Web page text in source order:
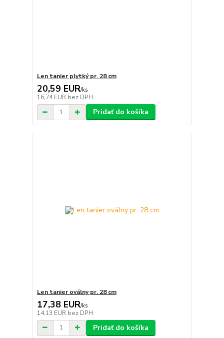
Len tanier plytký pr. 28 cm
20,59 EUR/ks
16,74 EUR bez DPH
Pridať do košíka
Len tanier oválny pr. 28 cm
17,38 EUR/ks
14,13 EUR bez DPH
Pridať do košíka